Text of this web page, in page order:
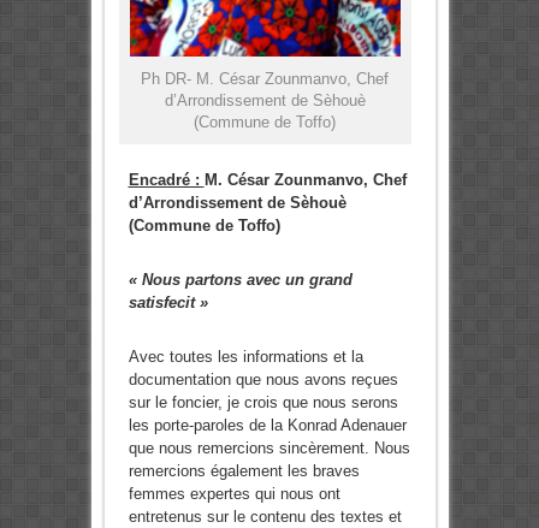
Ph DR- M. César Zounmanvo, Chef
d’Arrondissement de Sèhouè
(Commune de Toffo)
Encadré : M. César Zounmanvo, Chef
d’Arrondissement de Sèhouè
(Commune de Toffo)
« Nous partons avec un grand
satisfecit »
Avec toutes les informations et la
documentation que nous avons reçues
sur le foncier, je crois que nous serons
les porte-paroles de la Konrad Adenauer
que nous remercions sincèrement. Nous
remercions également les braves
femmes expertes qui nous ont
entretenus sur le contenu des textes et